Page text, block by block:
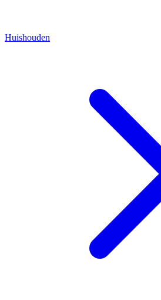
Huishouden